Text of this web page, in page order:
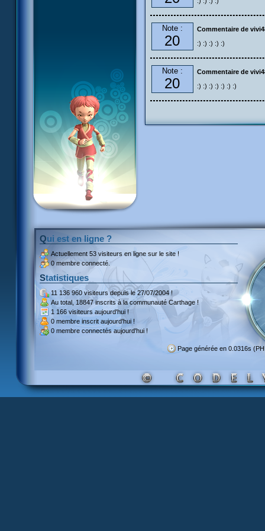
Note :
20
Commentaire de
:) :) :) :) :)
Note :
20
Commentaire de
:) :) :) :) :) :) :)
Qui est en ligne ?
Actuellement 53 visiteurs en ligne sur le site !
0 membre connecté.
Statistiques
11 136 960 visiteursdepuis le 27/07/2004 !
Au total, 18847 inscritsà la communauté Carthage !
1 166 visiteurs aujourd'hui !
0 membre inscrit aujourd'hui !
0 membre connectés aujourd'hui !
Page générée en 0.0316s